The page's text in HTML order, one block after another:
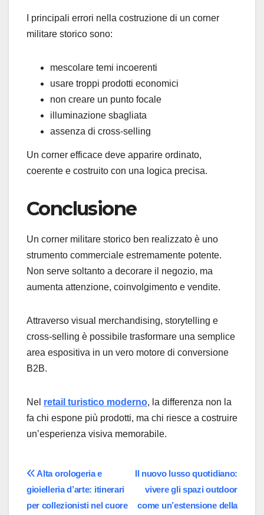
I principali errori nella costruzione di un corner
militare storico sono:
mescolare temi incoerenti
usare troppi prodotti economici
non creare un punto focale
illuminazione sbagliata
assenza di cross-selling
Un corner efficace deve apparire ordinato,
coerente e costruito con una logica precisa.
Conclusione
Un corner militare storico ben realizzato è uno
strumento commerciale estremamente potente.
Non serve soltanto a decorare il negozio, ma
aumenta attenzione, coinvolgimento e vendite.
Attraverso visual merchandising, storytelling e
cross-selling è possibile trasformare una semplice
area espositiva in un vero motore di conversione
B2B.
Nel retail turistico moderno, la differenza non la
fa chi espone più prodotti, ma chi riesce a costruire
un’esperienza visiva memorabile.
Navigazione
articoli
Il nuovo lusso quotidiano:
vivere gli spazi outdoor
come un’estensione della
Alta orologeria e
gioielleria d’arte: itinerari
per collezionisti nel cuore